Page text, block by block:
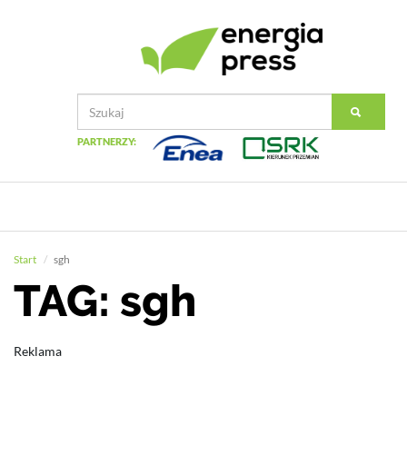
PARTNERZY:
Start sgh
TAG: sgh
Reklama